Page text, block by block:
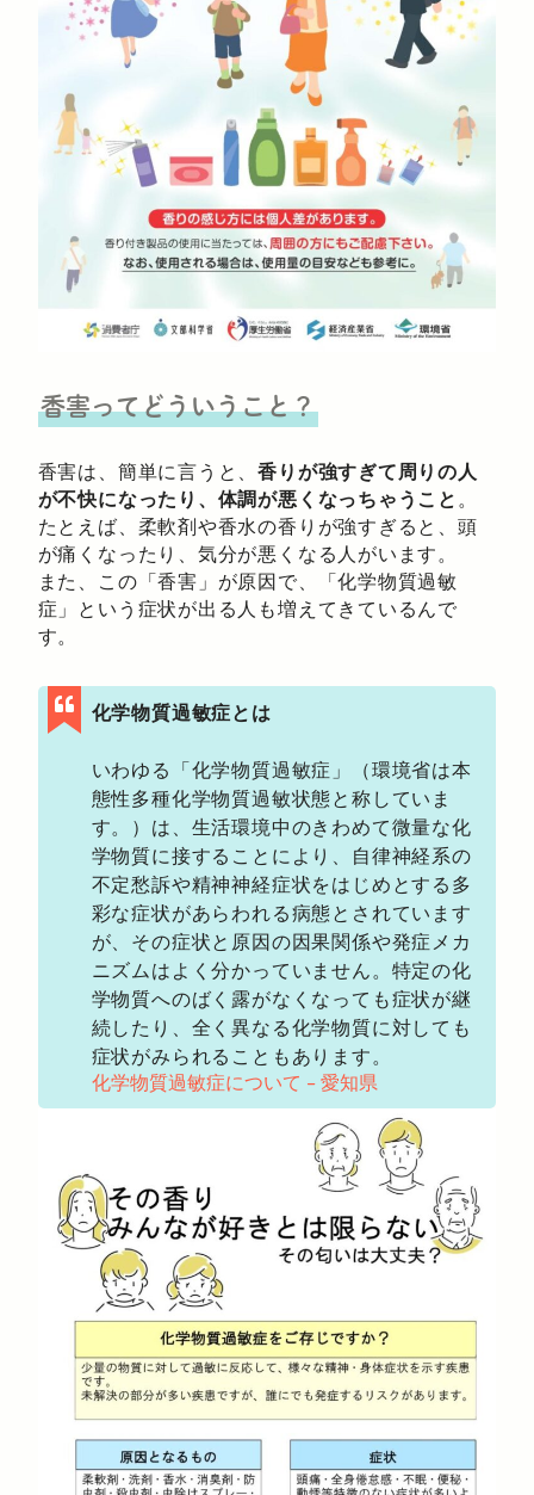
香害ってどういうこと？
香害は、簡単に言うと、香りが強すぎて周りの人
が不快になったり、体調が悪くなっちゃうこと 。
たとえば、柔軟剤や香水の香りが強すぎると、頭
が痛くなったり、気分が悪くなる人がいます。
また、この「香害」が原因で、「化学物質過敏
症」という症状が出る人も増えてきているんで
す。
化学物質過敏症とは
いわゆる「化学物質過敏症」（環境省は本
態性多種化学物質過敏状態と称していま
す。）は、生活環境中のきわめて微量な化
学物質に接することにより、自律神経系の
不定愁訴や精神神経症状をはじめとする多
彩な症状があらわれる病態とされています
が、その症状と原因の因果関係や発症メカ
ニズムはよく分かっていません。特定の化
学物質へのばく露がなくなっても症状が継
続したり、全く異なる化学物質に対しても
症状がみられることもあります。
化学物質過敏症について – 愛知県